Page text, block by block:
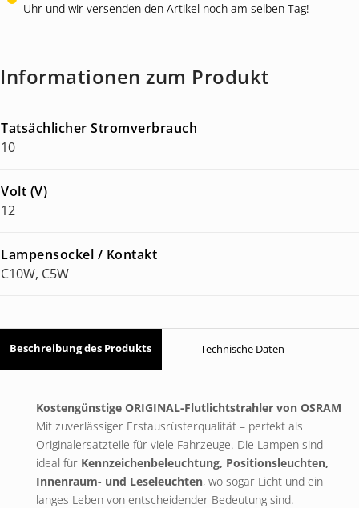
Uhr und wir versenden den Artikel noch am selben Tag!
Informationen zum Produkt
Tatsächlicher Stromverbrauch
10
Volt (V)
12
Lampensockel / Kontakt
C10W, C5W
Beschreibung des Produkts Technische Daten
Kostengünstige ORIGINAL-Flutlichtstrahler von OSRAM
Mit zuverlässiger Erstausrüsterqualität – perfekt als
Originalersatzteile für viele Fahrzeuge. Die Lampen sind
ideal für Kennzeichenbeleuchtung, Positionsleuchten,
Innenraum- und Leseleuchten, wo sogar Licht und ein
langes Leben von entscheidender Bedeutung sind.